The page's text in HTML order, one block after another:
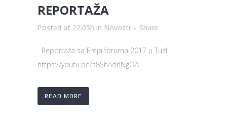
REPORTAŽA
Posted at 22:05h in Novosti Share
Reportaža sa Freja foruma 2017 u Tuzli
https://youtu.be/s85hAdnNgOA...
READ MORE